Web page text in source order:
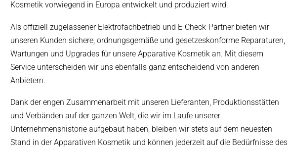
Kosmetik vorwiegend in Europa entwickelt und produziert wird.
Als offiziell zugelassener Elektrofachbetrieb und E-Check-Partner bieten wir
unseren Kunden sichere, ordnungsgemäße und gesetzeskonforme Reparaturen,
Wartungen und Upgrades für unsere Apparative Kosmetik an. Mit diesem
Service unterscheiden wir uns ebenfalls ganz entscheidend von anderen
Anbietern.
Dank der engen Zusammenarbeit mit unseren Lieferanten, Produktionsstätten
und Verbänden auf der ganzen Welt, die wir im Laufe unserer
Unternehmenshistorie aufgebaut haben, bleiben wir stets auf dem neuesten
Stand in der Apparativen Kosmetik und können jederzeit auf die Bedürfnisse des